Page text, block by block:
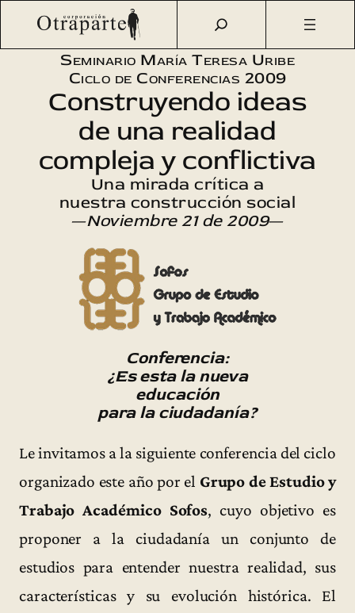
Saltar
contenido
Otraparte.org/ Agenda Cultural Sofos/
¿Nueva educación
para la ciudadanía?
Seminario María Teresa Uribe
Ciclo de Conferencias 2009
Construyendo ideas
de una realidad
compleja y conflictiva
Una mirada crítica a
nuestra construcción social
—Noviembre 21 de 2009—
Conferencia:
¿Es esta la nueva
educación
para la ciudadanía?
Le invitamos a la siguiente conferencia del ciclo
organizado este año por el Grupo de Estudio y
Trabajo Académico Sofos, cuyo objetivo es
proponer a la ciudadanía un conjunto de
estudios para entender nuestra realidad, sus
características y su evolución histórica. El